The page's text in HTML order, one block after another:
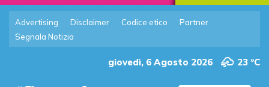
Advertising Disclaimer Codice etico
Partner
Segnala Notizia
giovedì, 6 Agosto 2026 23 °C